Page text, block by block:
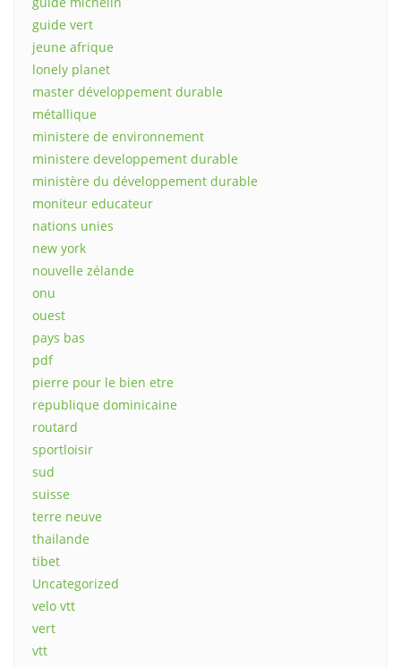
guide vert
jeune afrique
lonely planet
master développement durable
métallique
ministere de environnement
ministere developpement durable
ministère du développement durable
moniteur educateur
nations unies
new york
nouvelle zélande
onu
ouest
pays bas
pdf
pierre pour le bien etre
republique dominicaine
routard
sportloisir
sud
suisse
terre neuve
thailande
tibet
Uncategorized
velo vtt
vert
vtt